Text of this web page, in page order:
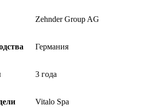
Zehnder Group AG
Германия
3 года
Vitalo Spa